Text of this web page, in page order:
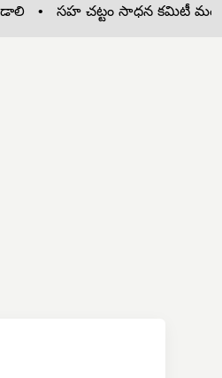
సహ చట్టం సాధన కమిటీ మండల